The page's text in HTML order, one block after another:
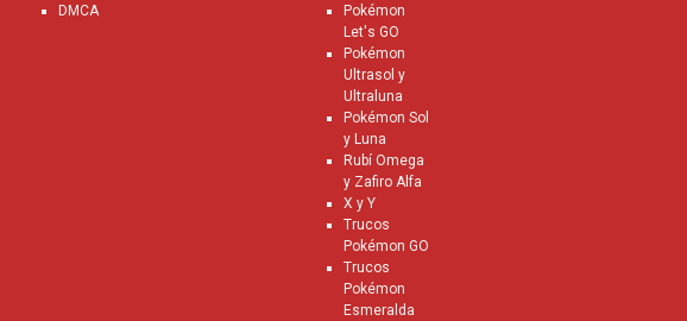
DMCA
Pokémon
Let's GO
Pokémon
Ultrasol y
Ultraluna
Pokémon Sol
y Luna
Rubí Omega
y Zafiro Alfa
X y Y
Trucos
Pokémon GO
Trucos
Pokémon
Esmeralda